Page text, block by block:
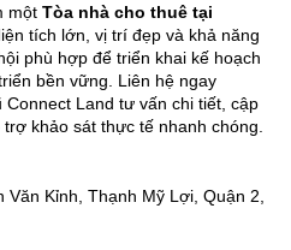
một Tòa nhà cho thuê tại
tích lớn, vị trí đẹp và khả năng
phù hợp để triển khai kế hoạch
bền vững. Liên hệ ngay
Land tư vấn chi tiết, cập
khảo sát thực tế nhanh chóng.
Văn Kỉnh, Thạnh Mỹ Lợi, Quận 2,